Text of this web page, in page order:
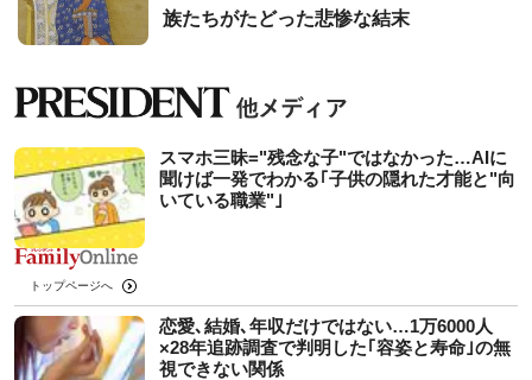
族たちがたどった悲惨な結末
スマホ三昧="残念な子"ではなかった…AIに
聞けば一発でわかる｢子供の隠れた才能と"向
いている職業"｣
トップページへ
恋愛､結婚､年収だけではない…1万6000人
×28年追跡調査で判明した｢容姿と寿命｣の無
視できない関係